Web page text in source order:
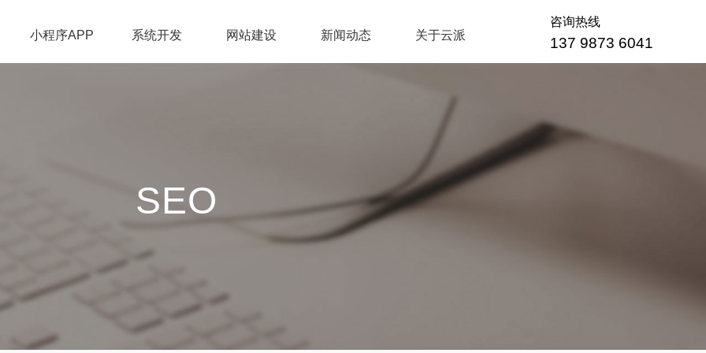
小程序APP 系统开发 网站建设 新闻动态 关于云派
咨询热线
137 9873 6041
SEO